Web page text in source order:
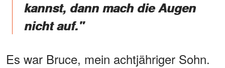
kannst, dann mach die Augen
nicht auf."
Es war Bruce, mein achtjähriger Sohn.